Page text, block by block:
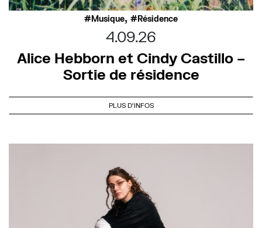
Musique, Résidence
4.09.26
Alice Hebborn et Cindy Castillo –
Sortie de résidence
PLUS D'INFOS